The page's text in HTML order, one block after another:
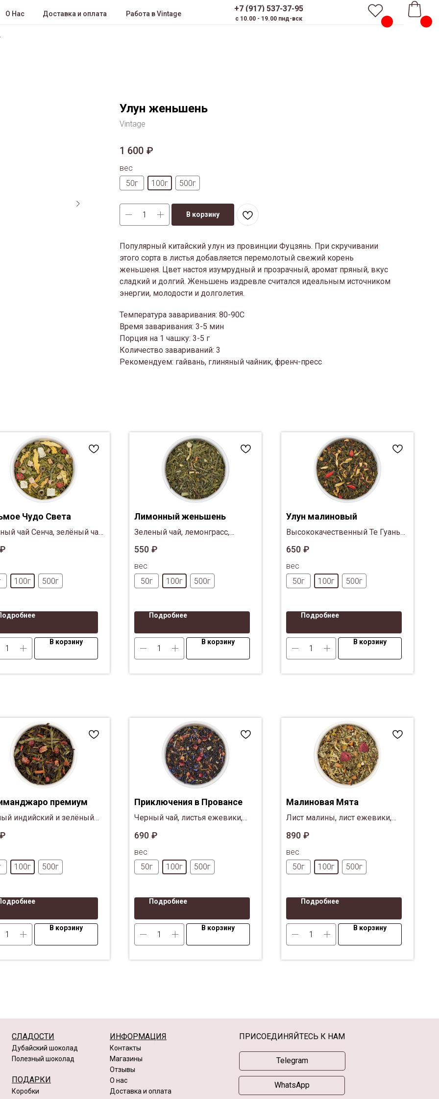
+7 (917) 537-37-95
Доставка и оплата
О Нас
c 10.00 - 19.00 пнд-вск
Работа в Vintage
Улун женьшень
Vintage
1 600 ₽
вес
50г
100г 500г
В корзину
Популярный китайский улун из провинции Фуцзянь. При скручивании
этого сорта в листья добавляется перемолотый свежий корень
женьшеня. Цвет настоя изумрудный и прозрачный, аромат пряный, вкус
сладкий и долгий. Женьшень издревле считался идеальным источником
энергии, молодости и долголетия.
Температура заваривания: 80-90С
Время заваривания: 3-5 мин
Порция на 1 чашку: 3-5 г
Количество завариваний: 3
Рекомендуем: гайвань, глиняный чайник, френч-пресс
Чудо Света
чай Сенча, зелёный чай
Супериор, зелёный чай
алоэ вера, красная
лепестки
₽
100г 500г
В корзину
Лимонный женьшень
Зеленый чай, лемонграсс,
лепестки подсолнечника,
550 ₽
вес
50г
100г 500г
Подробнее
В корзину
Улун малиновый
Высококачественный Те Гуань
Инь из деревни Сипин с
650 ₽
вес
50г
100г 500г
Подробнее
В корзину
премиум
индийский и зелёный
смородина и сандал.
₽
100г 500г
В корзину
Приключения в Провансе
Черный чай, листья ежевики,
клюквы, цветы лаванды, листья
мяты, синий василек
690 ₽
вес
50г
100г 500г
Подробнее
В корзину
Малиновая Мята
Лист малины, лист ежевики,
гибискус, цвет ромашки,
лепестки календулы, ягоды
ежевики
890 ₽
вес
50г
100г 500г
Подробнее
В корзину
СЛАДОСТИ
Дубайский шоколад
Полезный шоколад
ПОДАРКИ
Коробки
ИНФОРМАЦИЯ
Контакты
Магазины
Отзывы
О нас
Доставка и оплата
ПРИСОЕДИНЯЙТЕСЬ К НАМ
Telegram
WhatsApp